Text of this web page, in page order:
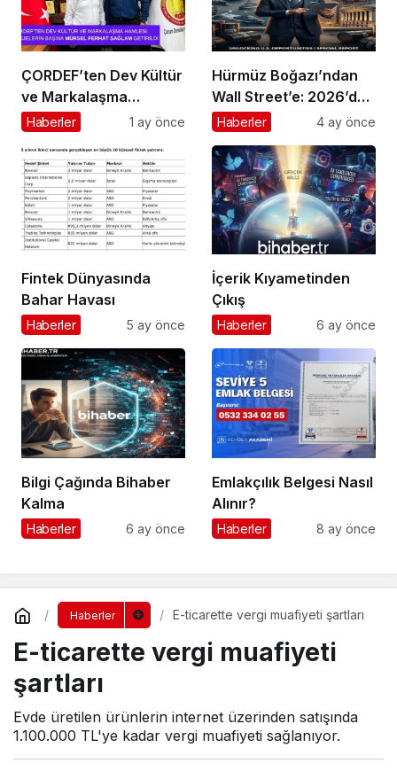
ÇORDEF’ten Dev Kültür
ve Markalaşma
Hamlesi: Projelerin
Sağlam Getirildi
Haberler 1 ay önce
Hürmüz Boğazı’ndan
Wall Street’e: 2026’da
Doların Kaderi ve Türk
İmtihanı
Haberler 4 ay önce
Fintek Dünyasında
Bahar Havası
Haberler 5 ay önce
İçerik Kıyametinden
Çıkış
Haberler 6 ay önce
Bilgi Çağında Bihaber
Kalma
Haberler 6 ay önce
Emlakçılık Belgesi Nasıl
Alınır?
Haberler 8 ay önce
Haberler E-ticarette vergi muafiyeti şartları
E-ticarette vergi muafiyeti
şartları
Evde üretilen ürünlerin internet üzerinden satışında
1.100.000 TL'ye kadar vergi muafiyeti sağlanıyor.